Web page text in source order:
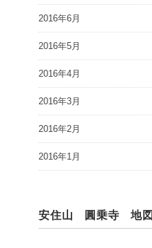
2016年6月
2016年5月
2016年4月
2016年3月
2016年2月
2016年1月
安住山 圓乗寺 地図